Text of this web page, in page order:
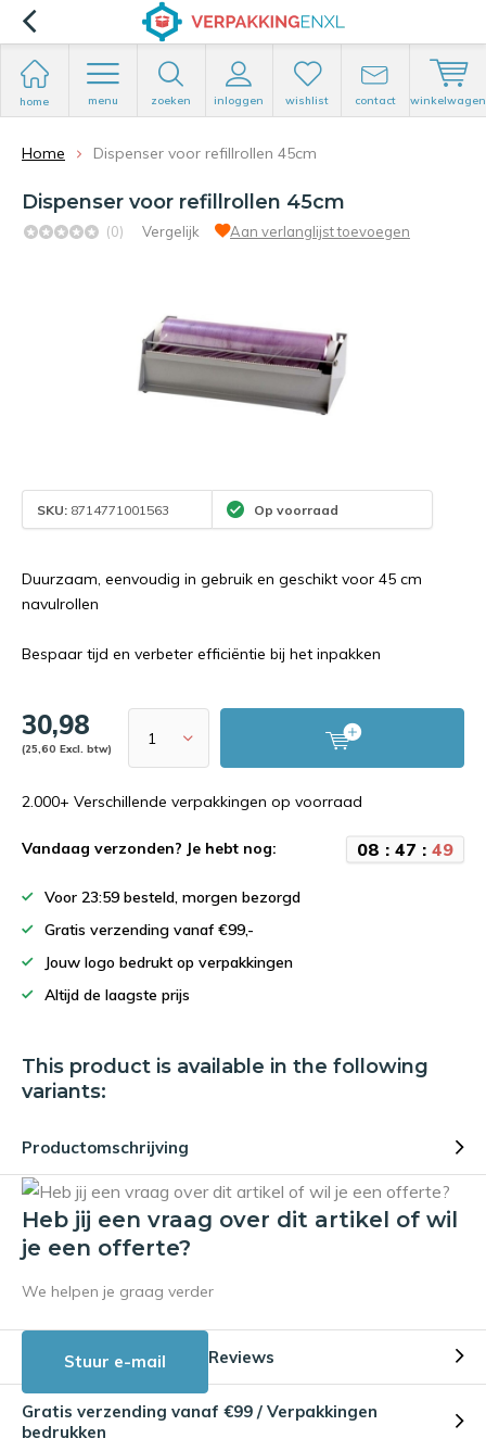
home menu zoeken inloggen wishlist contact winkelwagen
Home Dispenser voor refillrollen 45cm
Dispenser voor refillrollen 45cm
(0) Vergelijk Aan verlanglijst toevoegen
SKU: 8714771001563 Op voorraad
Duurzaam, eenvoudig in gebruik en geschikt voor 45 cm
navulrollen
Bespaar tijd en verbeter efficiëntie bij het inpakken
30,98
(25,60 Excl. btw)
2.000+ Verschillende verpakkingen op voorraad
Vandaag verzonden? Je hebt nog: 08 : 47 : 48
Voor 23:59 besteld, morgen bezorgd
Gratis verzending vanaf €99,-
Jouw logo bedrukt op verpakkingen
Altijd de laagste prijs
This product is available in the following
variants:
Productomschrijving
Heb jij een vraag over dit artikel of wil
je een offerte?
We helpen je graag verder
Stuur e-mail Reviews
Gratis verzending vanaf €99 / Verpakkingen
bedrukken